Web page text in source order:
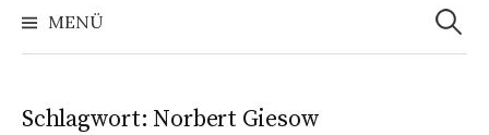
MENÜ nach:
Schlagwort: Norbert Giesow